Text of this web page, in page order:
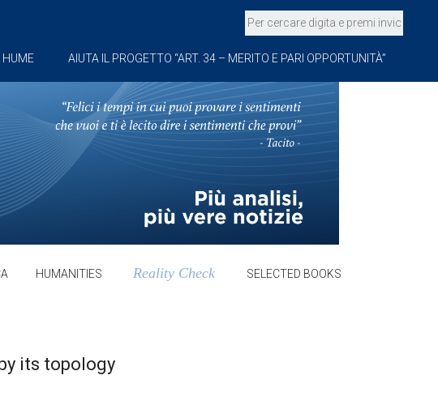
HUME AIUTA IL PROGETTO “ART. 34 – MERITO E PARI OPPORTUNITÀ”
HUMANITIES Reality Check SELECTED BOOKS
its topology